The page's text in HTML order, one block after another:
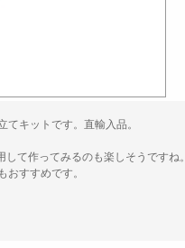
てキットです。直輸入品。
て作ってみるのも楽しそうですね。
おすすめです。